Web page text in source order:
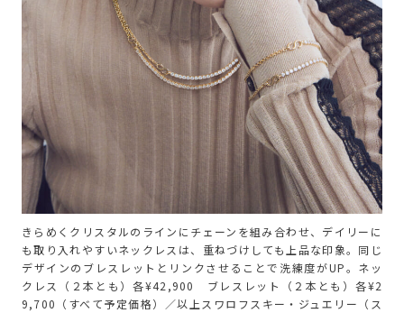
きらめくクリスタルのラインにチェーンを組み合わせ、デイリーに
も取り入れやすいネックレスは、重ねづけしても上品な印象。同じ
デザインのブレスレットとリンクさせることで洗練度がUP。ネッ
クレス（２本とも）各¥42,900 ブレスレット（２本とも）各¥2
9,700（すべて予定価格）／以上スワロフスキー・ジュエリー（ス